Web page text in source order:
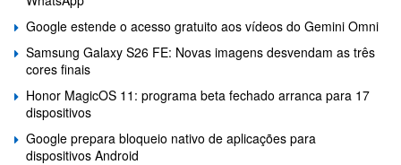
Google estende o acesso gratuito aos vídeos do Gemini Omni
Samsung Galaxy S26 FE: Novas imagens desvendam as três
cores finais
Honor MagicOS 11: programa beta fechado arranca para 17
dispositivos
Google prepara bloqueio nativo de aplicações para
dispositivos Android